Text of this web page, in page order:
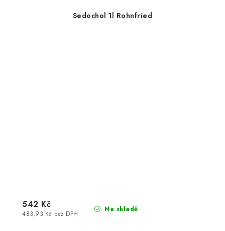
Sedochol 1l Rohnfried
Na skladě
483,93 Kč bez DPH
542 Kč